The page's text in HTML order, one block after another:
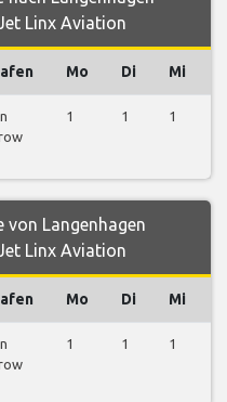
Linx Aviation
Mo Di Mi
1 1 1
Langenhagen
Linx Aviation
Mo Di Mi
1 1 1